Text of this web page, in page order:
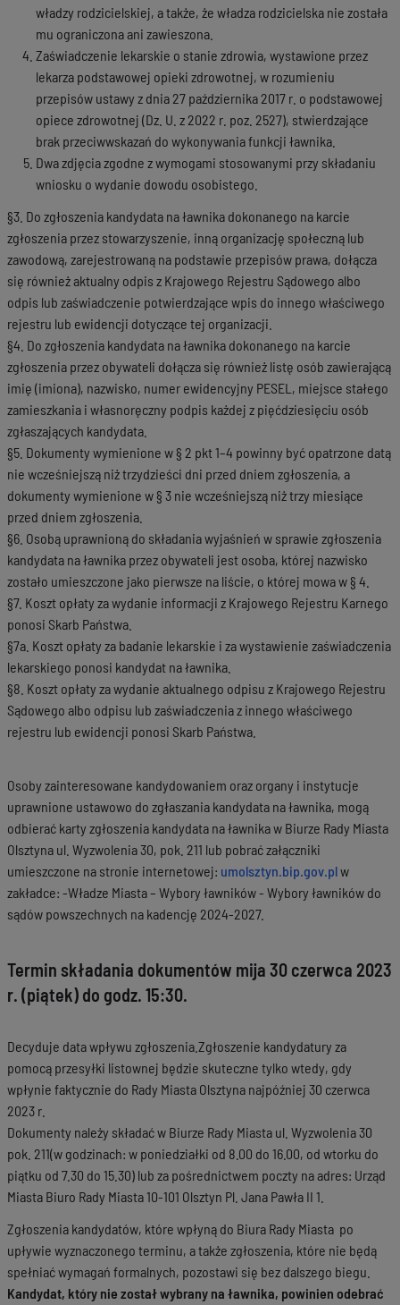
władzy rodzicielskiej, a także, że władza rodzicielska nie została
mu ograniczona ani zawieszona.
Zaświadczenie lekarskie o stanie zdrowia, wystawione przez
lekarza podstawowej opieki zdrowotnej, w rozumieniu
przepisów ustawy z dnia 27 października 2017 r. o podstawowej
opiece zdrowotnej (Dz. U. z 2022 r. poz. 2527), stwierdzające
brak przeciwwskazań do wykonywania funkcji ławnika.
Dwa zdjęcia zgodne z wymogami stosowanymi przy składaniu
wniosku o wydanie dowodu osobistego.
§3. Do zgłoszenia kandydata na ławnika dokonanego na karcie
zgłoszenia przez stowarzyszenie, inną organizację społeczną lub
zawodową, zarejestrowaną na podstawie przepisów prawa, dołącza
się również aktualny odpis z Krajowego Rejestru Sądowego albo
odpis lub zaświadczenie potwierdzające wpis do innego właściwego
rejestru lub ewidencji dotyczące tej organizacji.
§4. Do zgłoszenia kandydata na ławnika dokonanego na karcie
zgłoszenia przez obywateli dołącza się również listę osób zawierającą
imię (imiona), nazwisko, numer ewidencyjny PESEL, miejsce stałego
zamieszkania i własnoręczny podpis każdej z pięćdziesięciu osób
zgłaszających kandydata.
§5. Dokumenty wymienione w § 2 pkt 1–4 powinny być opatrzone datą
nie wcześniejszą niż trzydzieści dni przed dniem zgłoszenia, a
dokumenty wymienione w § 3 nie wcześniejszą niż trzy miesiące
przed dniem zgłoszenia.
§6. Osobą uprawnioną do składania wyjaśnień w sprawie zgłoszenia
kandydata na ławnika przez obywateli jest osoba, której nazwisko
zostało umieszczone jako pierwsze na liście, o której mowa w § 4.
§7. Koszt opłaty za wydanie informacji z Krajowego Rejestru Karnego
ponosi Skarb Państwa.
§7a. Koszt opłaty za badanie lekarskie i za wystawienie zaświadczenia
lekarskiego ponosi kandydat na ławnika.
§8. Koszt opłaty za wydanie aktualnego odpisu z Krajowego Rejestru
Sądowego albo odpisu lub zaświadczenia z innego właściwego
rejestru lub ewidencji ponosi Skarb Państwa.
Osoby zainteresowane kandydowaniem oraz organy i instytucje
uprawnione ustawowo do zgłaszania kandydata na ławnika, mogą
odbierać karty zgłoszenia kandydata na ławnika w Biurze Rady Miasta
Olsztyna ul. Wyzwolenia 30, pok. 211 lub pobrać załączniki
umieszczone na stronie internetowej: umolsztyn.bip.gov.plw
zakładce: -Władze Miasta – Wybory ławników - Wybory ławników do
sądów powszechnych na kadencję 2024-2027.
Termin składania dokumentów mija 30 czerwca 2023
r. (piątek) do godz. 15:30.
Decyduje data wpływu zgłoszenia.Zgłoszenie kandydatury za
pomocą przesyłki listownej będzie skuteczne tylko wtedy, gdy
wpłynie faktycznie do Rady Miasta Olsztyna najpóźniej 30 czerwca
2023 r.
Dokumenty należy składać w Biurze Rady Miasta ul. Wyzwolenia 30
pok. 211(w godzinach: w poniedziałki od 8.00 do 16.00, od wtorku do
piątku od 7.30 do 15.30) lub za pośrednictwem poczty na adres: Urząd
Miasta Biuro Rady Miasta 10-101 Olsztyn Pl. Jana Pawła II 1.
Zgłoszenia kandydatów, które wpłyną do Biura Rady Miasta po
upływie wyznaczonego terminu, a także zgłoszenia, które nie będą
spełniać wymagań formalnych, pozostawi się bez dalszego biegu.
Kandydat, który nie został wybrany na ławnika, powinien odebrać